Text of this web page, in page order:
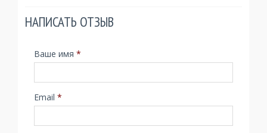
НАПИСАТЬ ОТЗЫВ
Ваше имя *
Email *